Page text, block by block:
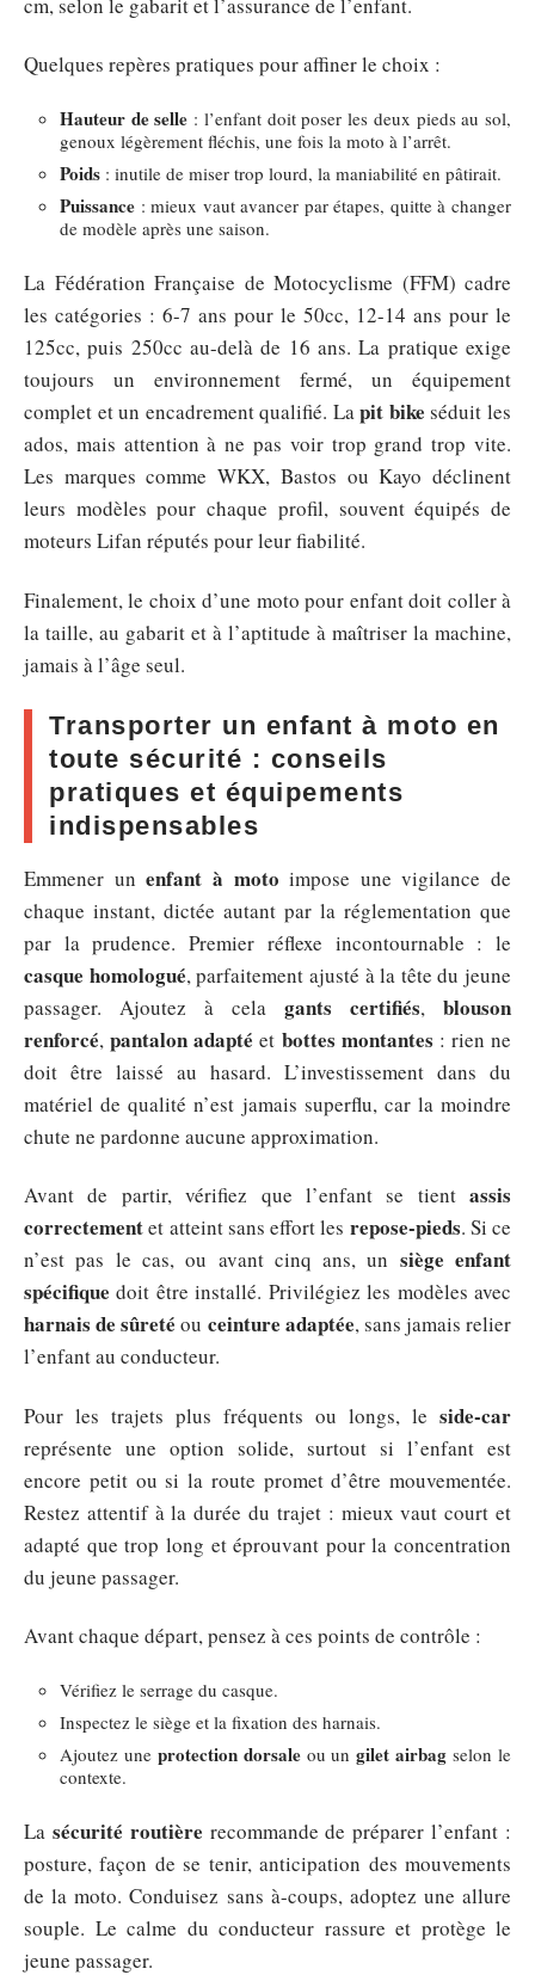
Quelques repères pratiques pour affiner le choix :
Hauteur de selle : l’enfant doit poser les deux pieds au sol,
genoux légèrement fléchis, une fois la moto à l’arrêt.
Poids : inutile de miser trop lourd, la maniabilité en pâtirait.
Puissance : mieux vaut avancer par étapes, quitte à changer
de modèle après une saison.
La Fédération Française de Motocyclisme (FFM) cadre
les catégories : 6-7 ans pour le 50cc, 12-14 ans pour le
125cc, puis 250cc au-delà de 16 ans. La pratique exige
toujours un environnement fermé, un équipement
complet et un encadrement qualifié. Lapit bike séduit les
ados, mais attention à ne pas voir trop grand trop vite.
Les marques comme WKX, Bastos ou Kayo déclinent
leurs modèles pour chaque profil, souvent équipés de
moteurs Lifan réputés pour leur fiabilité.
Finalement, le choix d’une moto pour enfant doit coller à
la taille, au gabarit et à l’aptitude à maîtriser la machine,
jamais à l’âge seul.
Transporter un enfant à moto en
toute sécurité : conseils
pratiques et équipements
indispensables
Emmener unenfant à moto impose une vigilance de
chaque instant, dictée autant par la réglementation que
par la prudence. Premier réflexe incontournable : le
casque homologué, parfaitement ajusté à la tête du jeune
passager. Ajoutez à cela gants certifiés, blouson
renforcé,pantalon adapté et bottes montantes : rien ne
doit être laissé au hasard. L’investissement dans du
matériel de qualité n’est jamais superflu, car la moindre
chute ne pardonne aucune approximation.
Avant de partir, vérifiez que l’enfant se tient assis
correctementet atteint sans effort les repose-pieds. Si ce
n’est pas le cas, ou avant cinq ans, un siège enfant
spécifique doit être installé. Privilégiez les modèles avec
harnais de sûreté ou ceinture adaptée, sans jamais relier
l’enfant au conducteur.
Pour les trajets plus fréquents ou longs, le side-car
représente une option solide, surtout si l’enfant est
encore petit ou si la route promet d’être mouvementée.
Restez attentif à la durée du trajet : mieux vaut court et
adapté que trop long et éprouvant pour la concentration
du jeune passager.
Avant chaque départ, pensez à ces points de contrôle :
Vérifiez le serrage du casque.
Inspectez le siège et la fixation des harnais.
Ajoutez une protection dorsaleou ungilet airbag selon le
contexte.
La sécurité routière recommande de préparer l’enfant :
posture, façon de se tenir, anticipation des mouvements
de la moto. Conduisez sans à-coups, adoptez une allure
souple. Le calme du conducteur rassure et protège le
jeune passager.